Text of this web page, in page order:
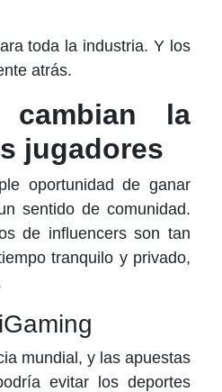
toda la industria. Y los
atrás.
cambian la
jugadores
oportunidad de ganar
sentido de comunidad.
de influencers son tan
tranquilo y privado,
mundial, y las apuestas
evitar los deportes